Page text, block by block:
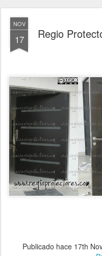
NOV
17 Regio
Publicado hace 17th